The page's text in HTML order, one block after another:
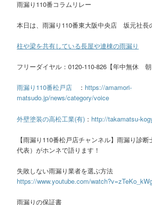
雨漏り110番コラムリレー
本日は、雨漏り110番東大阪中央店 坂元社長
柱や梁を共有している長屋や連棟の雨漏り
フリーダイヤル：0120-110-826【年中無休 朝
雨漏り110番松戸店 ： https://amamori-
matsudo.jp/news/category/voice
外壁塗装の高松工業(有) ： http://takamatsu-
【雨漏り110番松戸店チャンネル】雨漏り診
代表）がホンネで語ります！
失敗しない雨漏り業者を選ぶ方法
https://www.youtube.com/
雨漏りの保証書